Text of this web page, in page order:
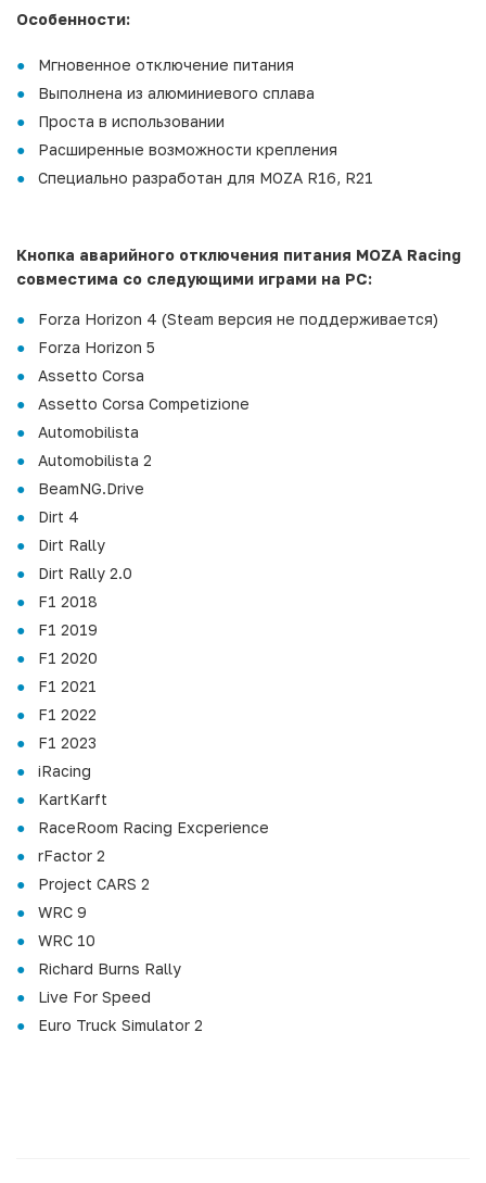
Особенности:
Мгновенное отключение питания
Выполнена из алюминиевого сплава
Проста в использовании
Расширенные возможности крепления
Специально разработан для MOZA R16, R21
Кнопка аварийного отключения питания MOZA Racing
совместима со следующими играми на PC:
Forza Horizon 4 (Steam версия не поддерживается)
Forza Horizon 5
Assetto Corsa
Assetto Corsa Competizione
Automobilista
Automobilista 2
BeamNG.Drive
Dirt 4
Dirt Rally
Dirt Rally 2.0
F1 2018
F1 2019
F1 2020
F1 2021
F1 2022
F1 2023
iRacing
KartKarft
RaceRoom Racing Excperience
rFactor 2
Project CARS 2
WRC 9
WRC 10
Richard Burns Rally
Live For Speed
Euro Truck Simulator 2